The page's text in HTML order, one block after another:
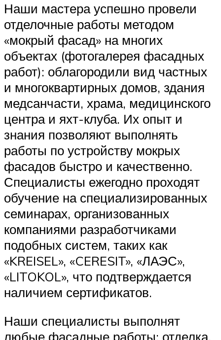
Наши мастера успешно провели
отделочные работы методом
«мокрый фасад» на многих
объектах (фотогалерея фасадных
работ): облагородили вид частных
и многоквартирных домов, здания
медсанчасти, храма, медицинского
центра и яхт-клуба. Их опыт и
знания позволяют выполнять
работы по устройству мокрых
фасадов быстро и качественно.
Специалисты ежегодно проходят
обучение на специализированных
семинарах, организованных
компаниями разработчиками
подобных систем, таких как
«KREISEL», «CERESIT», «ЛАЭС»,
«LITOKOL», что подтверждается
наличием сертификатов.
Наши специалисты выполнят
любые фасадные работы: отделка,